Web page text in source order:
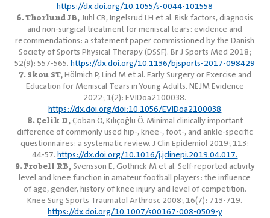
https://dx.doi.org/10.1055/s-0044-101558
6. Thorlund JB,Juhl CB, Ingelsrud LH et al. Risk factors, diagnosis
and non-surgical treatment for meniscal tears: evidence and
recommendations: a statement paper commissioned by the Danish
Society of Sports Physical Therapy (DSSF). Br J Sports Med 2018;
52(9): 557-565.https://dx.doi.org/10.1136/bjsports-2017-098429
7. Skou ST,Hölmich P, Lind M et al. Early Surgery or Exercise and
Education for Meniscal Tears in Young Adults. NEJM Evidence
2022; 1(2): EVIDoa2100038.
https://dx.doi.org/doi:10.1056/EVIDoa2100038
8. Çelik D,Çoban Ö, Kılıçoğlu Ö. Minimal clinically important
difference of commonly used hip-, knee-, foot-, and ankle-specific
questionnaires: a systematic review. J Clin Epidemiol 2019; 113:
44-57.https://dx.doi.org/10.1016/j.jclinepi.2019.04.017.
9. Frobell RB,Svensson E, Göthrick M et al. Self-reported activity
level and knee function in amateur football players: the influence
of age, gender, history of knee injury and level of competition.
Knee Surg Sports Traumatol Arthrosc 2008; 16(7): 713-719.
https://dx.doi.org/10.1007/s00167-008-0509-y